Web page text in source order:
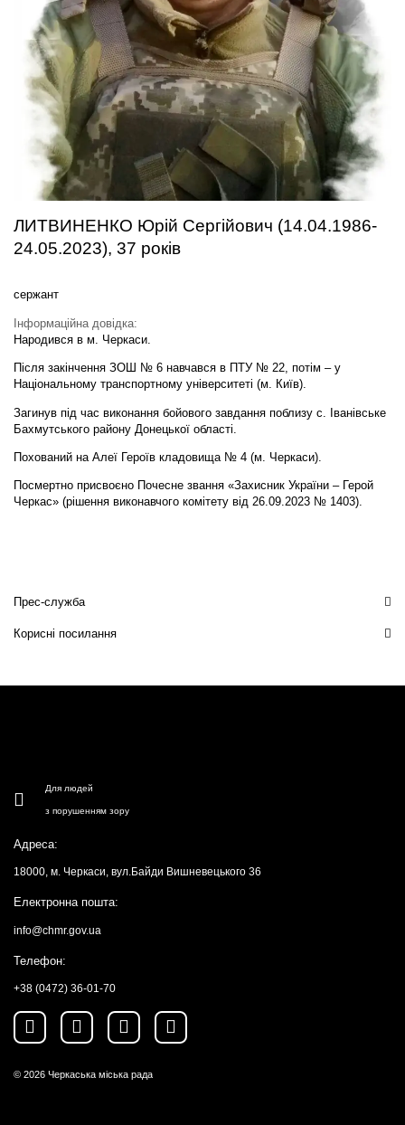
ЛИТВИНЕНКО Юрій Сергійович (14.04.1986-
24.05.2023), 37 років
сержант
Інформаційна довідка:
Народився в м. Черкаси.
Після закінчення ЗОШ № 6 навчався в ПТУ № 22, потім – у
Національному транспортному університеті (м. Київ).
Загинув під час виконання бойового завдання поблизу с. Іванівське
Бахмутського району Донецької області.
Похований на Алеї Героїв кладовища № 4 (м. Черкаси).
Посмертно присвоєно Почесне звання «Захисник України – Герой
Черкас» (рішення виконавчого комітету від 26.09.2023 № 1403).
Прес-служба
Корисні посилання
Для людей
з порушенням зору
Адреса:
18000, м. Черкаси, вул.Байди Вишневецького 36
Електронна пошта:
info@chmr.gov.ua
Телефон:
+38 (0472) 36-01-70
© 2026 Черкаська міська рада